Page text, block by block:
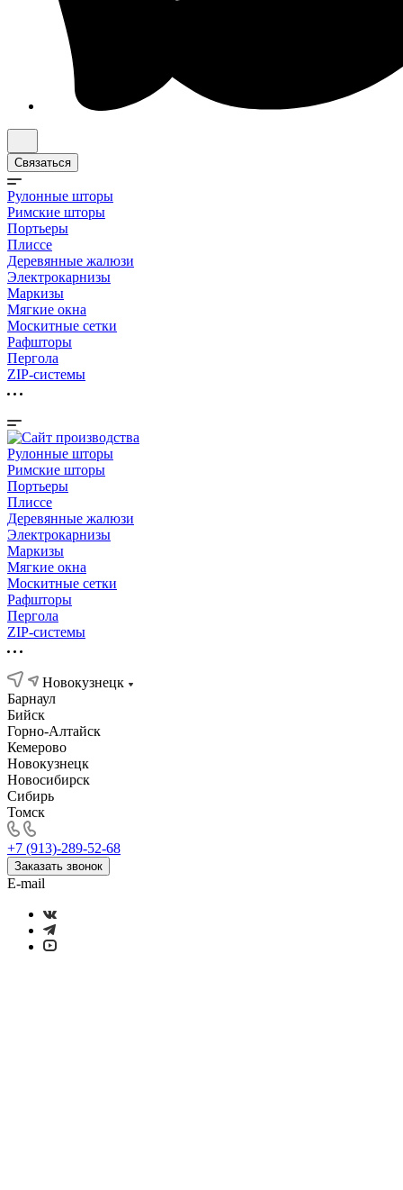
Связаться
Рулонные шторы
Римские шторы
Портьеры
Плиссе
Деревянные жалюзи
Электрокарнизы
Маркизы
Мягкие окна
Москитные сетки
Рафшторы
Пергола
ZIP-системы
Рулонные шторы
Римские шторы
Портьеры
Плиссе
Деревянные жалюзи
Электрокарнизы
Маркизы
Мягкие окна
Москитные сетки
Рафшторы
Пергола
ZIP-системы
Новокузнецк
Барнаул
Бийск
Горно-Алтайск
Кемерово
Новокузнецк
Новосибирск
Сибирь
Томск
+7 (913)-289-52-68
Заказать звонок
E-mail